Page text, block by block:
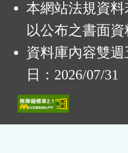
本網站法規資
以公布之書面資
資料庫內容雙
日：2026/07/31